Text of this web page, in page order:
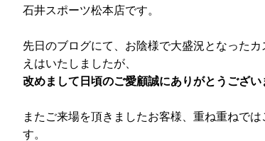
石井スポーツ松本店です。
先日のブログにて、お陰様で大盛況となった
えはいたしましたが、
改めまして日頃のご愛顧誠にありがとうござい
またご来場を頂きましたお客様、重ね重ねで
す。